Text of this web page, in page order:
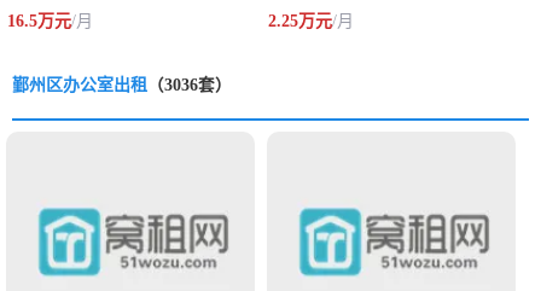
16.5万元/月 2.25万元/月
鄞州区办公室出租 （3036套）